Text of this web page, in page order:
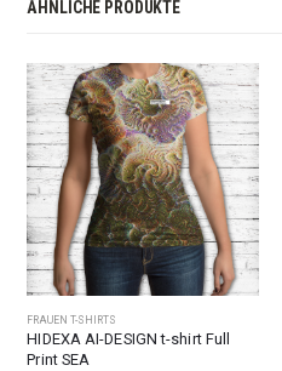
ÄHNLICHE PRODUKTE
FRAUEN T-SHIRTS
HIDEXA AI-DESIGN t-shirt Full
Print SEA